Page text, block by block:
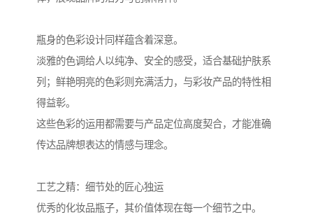
瓶身的色彩设计同样蕴含着深意。
淡雅的色调给人以纯净、安全的感受，适合基础护肤系
列；鲜艳明亮的色彩则充满活力，与彩妆产品的特性相
得益彰。
这些色彩的运用都需要与产品定位高度契合，才能准确
传达品牌想表达的情感与理念。
工艺之精：细节处的匠心独运
优秀的化妆品瓶子，其价值体现在每一个细节之中。